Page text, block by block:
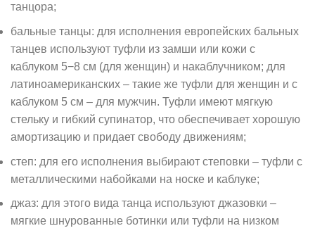
танцора;
бальные танцы: для исполнения европейских бальных
танцев используют туфли из замши или кожи с
каблуком 5−8 см (для женщин) и накаблучником; для
латиноамериканских – такие же туфли для женщин и с
каблуком 5 см – для мужчин. Туфли имеют мягкую
стельку и гибкий супинатор, что обеспечивает хорошую
амортизацию и придает свободу движениям;
степ: для его исполнения выбирают степовки – туфли с
металлическими набойками на носке и каблуке;
джаз: для этого вида танца используют джазовки –
мягкие шнурованные ботинки или туфли на низком